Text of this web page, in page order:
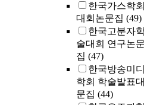
한국가스학
대회논문집 (49)
한국고분자
술대회 연구논
집 (47)
한국방송미
학회 학술발표
문집 (44)